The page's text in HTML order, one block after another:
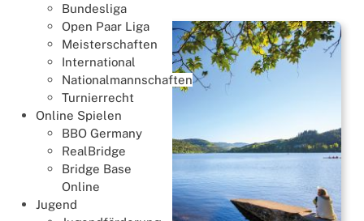
Bundesliga
Open Paar Liga
Meisterschaften
International
Nationalmannschaften
Turnierrecht
Online Spielen
BBO Germany
RealBridge
Bridge Base
Online
Jugend